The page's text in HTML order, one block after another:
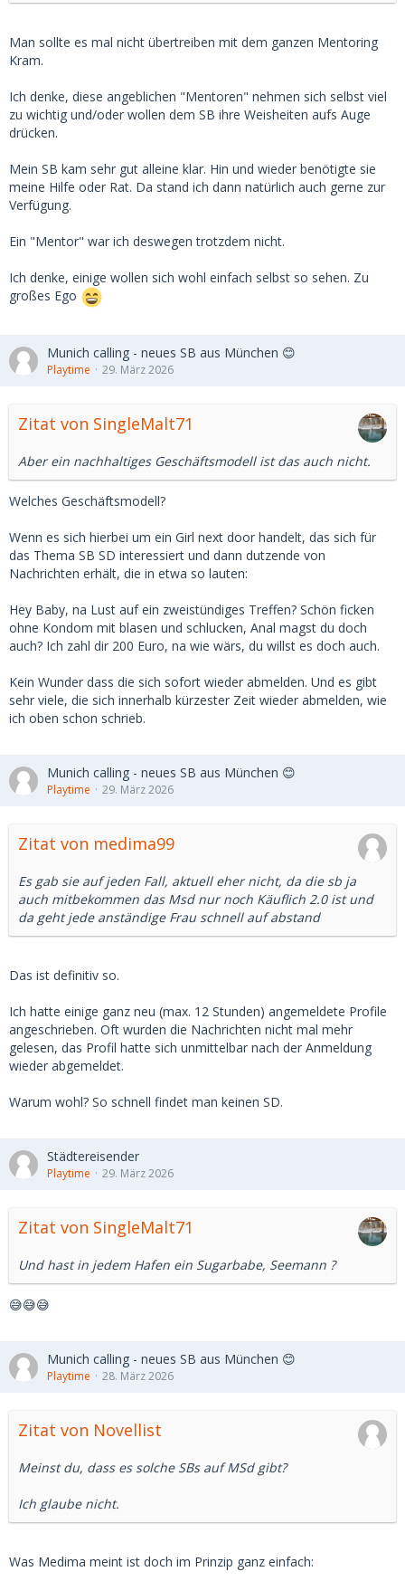
Jobkontakte. Aber vielleicht geht es manchen SDs auch eher
um allgemeine Lebensweisheiten, Erfahrungen oder
Mich würde interessieren, wie ihr das seht: Ist Mentoring
für euch eher Karriere- oder Finanzhilfe, eher allgemeine
Zugang zu besonderen Erfahrungen und Lifestyle?
Fände es spannend, mal zu hören, wie ihr das erlebt oder
versteht, da der Begriff ja ziemlich breit ist.
Man sollte es mal nicht übertreiben mit dem ganzen Mentoring
Kram.
Ich denke, diese angeblichen "Mentoren" nehmen sich selbst viel
zu wichtig und/oder wollen dem SB ihre Weisheiten aufs Auge
drücken.
Mein SB kam sehr gut alleine klar. Hin und wieder benötigte sie
meine Hilfe oder Rat. Da stand ich dann natürlich auch gerne zur
Verfügung.
Ein "Mentor" war ich deswegen trotzdem nicht.
Ich denke, einige wollen sich wohl einfach selbst so sehen. Zu
großes Ego
Munich calling - neues SB aus München 😊
Playtime 29. März 2026
Zitat von SingleMalt71
Aber ein nachhaltiges Geschäftsmodell ist das auch nicht.
Welches Geschäftsmodell?
Wenn es sich hierbei um ein Girl next door handelt, das sich für
das Thema SB SD interessiert und dann dutzende von
Nachrichten erhält, die in etwa so lauten:
Hey Baby, na Lust auf ein zweistündiges Treffen? Schön ficken
ohne Kondom mit blasen und schlucken, Anal magst du doch
auch? Ich zahl dir 200 Euro, na wie wärs, du willst es doch auch.
Kein Wunder dass die sich sofort wieder abmelden. Und es gibt
sehr viele, die sich innerhalb kürzester Zeit wieder abmelden, wie
ich oben schon schrieb.
Munich calling - neues SB aus München 😊
Playtime 29. März 2026
Zitat von medima99
Es gab sie auf jeden Fall, aktuell eher nicht, da die sb ja
auch mitbekommen das Msd nur noch Käuflich 2.0 ist und
da geht jede anständige Frau schnell auf abstand
Das ist definitiv so.
Ich hatte einige ganz neu (max. 12 Stunden) angemeldete Profile
angeschrieben. Oft wurden die Nachrichten nicht mal mehr
gelesen, das Profil hatte sich unmittelbar nach der Anmeldung
wieder abgemeldet.
Warum wohl? So schnell findet man keinen SD.
Städtereisender
Playtime 29. März 2026
Zitat von SingleMalt71
Und hast in jedem Hafen ein Sugarbabe, Seemann ?
😅😅😅
Munich calling - neues SB aus München 😊
Playtime 28. März 2026
Zitat von Novellist
Meinst du, dass es solche SBs auf MSd gibt?
Ich glaube nicht.
Was Medima meint ist doch im Prinzip ganz einfach: